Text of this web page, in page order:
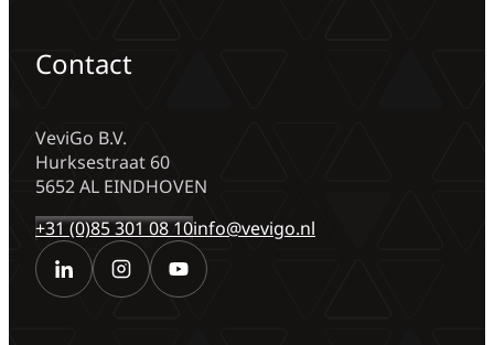
Contact
VeviGo B.V.
Hurksestraat 60
5652 AL EINDHOVEN
+31 (0)85 301 08 10info@vevigo.nl